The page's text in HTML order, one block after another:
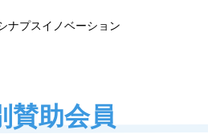
ナプスイノベーション
賛助会員